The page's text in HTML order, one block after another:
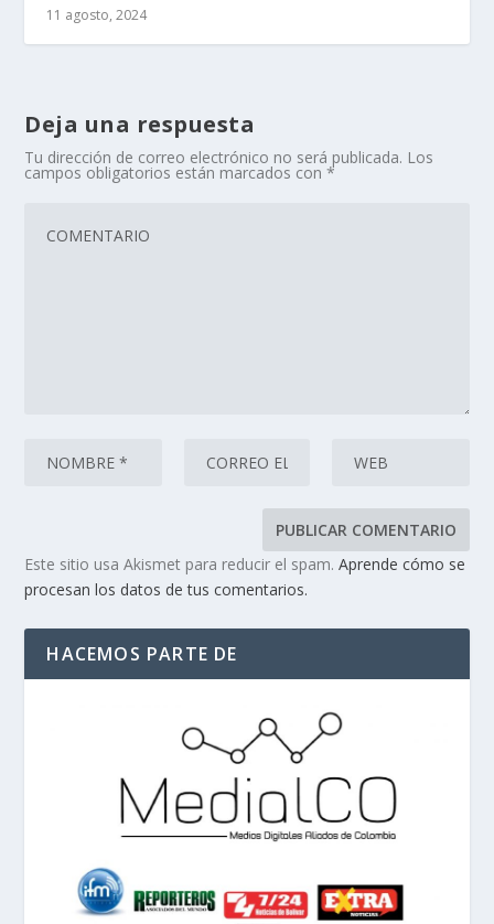
11 agosto, 2024
Deja una respuesta
Tu dirección de correo electrónico no será publicada. Los
campos obligatorios están marcados con*
Este sitio usa Akismet para reducir el spam.Aprende cómo se
procesan los datos de tus comentarios.
HACEMOS PARTE DE